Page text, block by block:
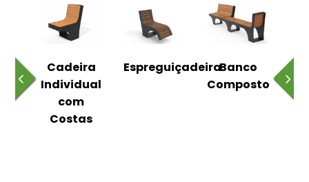
Cadeira
Individual
com
Costas
EspreguiçadeiraBanco
Composto